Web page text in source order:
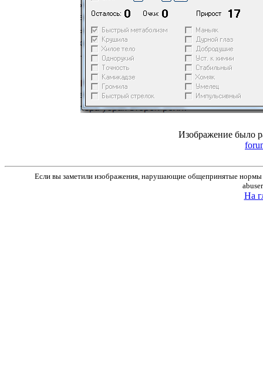
Изображение было
Если вы заметили изображения, нарушающие общепринятые нормы
На